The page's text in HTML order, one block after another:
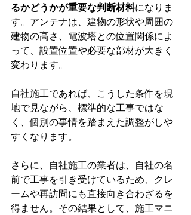
るかどうかが重要な判断材料になりま
す。アンテナは、建物の形状や周囲の
建物の高さ、電波塔との位置関係によ
って、設置位置や必要な部材が大きく
変わります。
自社施工であれば、こうした条件を現
地で見ながら、標準的な工事ではな
く、個別の事情を踏まえた調整がしや
すくなります。
さらに、自社施工の業者は、自社の名
前で工事を引き受けているため、クレ
ームや再訪問にも直接向き合わざるを
得ません。その結果として、施工マニ